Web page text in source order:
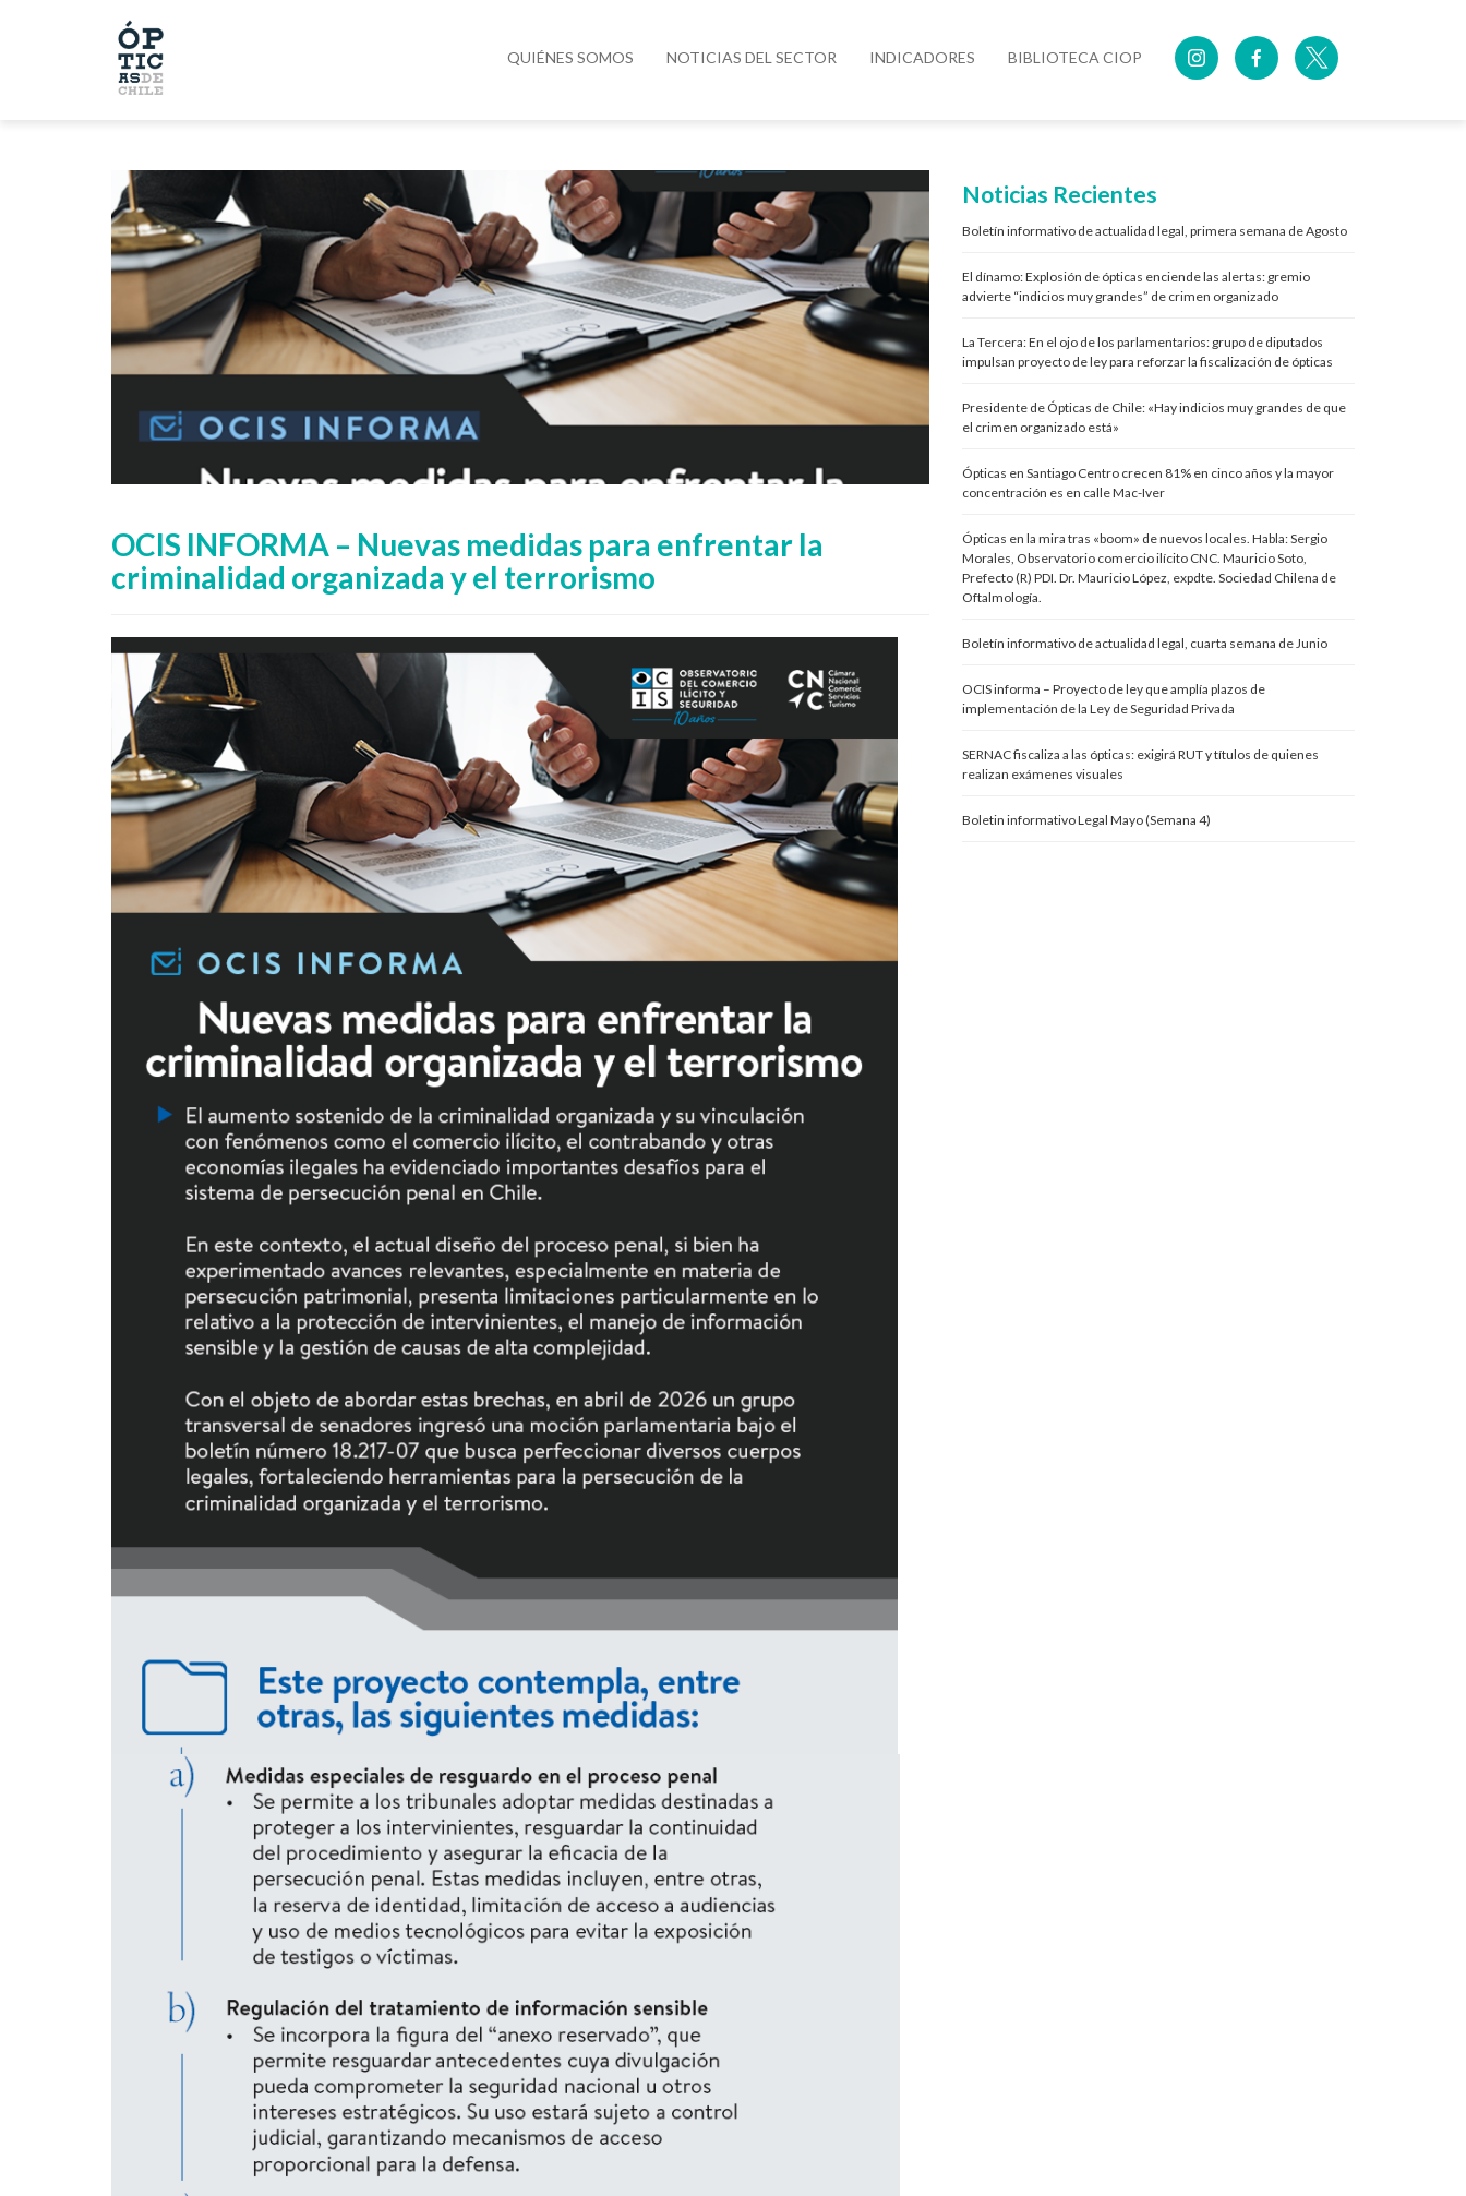
QUIÉNES SOMOS NOTICIAS DEL SECTOR INDICADORES BIBLIOTECA CIOP
OCIS INFORMA – Nuevas medidas para enfrentar la
criminalidad organizada y el terrorismo
Noticias Recientes
Boletín informativo de actualidad legal, primera semana de Agosto
El dínamo: Explosión de ópticas enciende las alertas: gremio
advierte “indicios muy grandes” de crimen organizado
La Tercera: En el ojo de los parlamentarios: grupo de diputados
impulsan proyecto de ley para reforzar la fiscalización de ópticas
Presidente de Ópticas de Chile: «Hay indicios muy grandes de que
el crimen organizado está»
Ópticas en Santiago Centro crecen 81% en cinco años y la mayor
concentración es en calle Mac-Iver
Ópticas en la mira tras «boom» de nuevos locales. Habla: Sergio
Morales, Observatorio comercio ilícito CNC. Mauricio Soto,
Prefecto (R) PDI. Dr. Mauricio López, expdte. Sociedad Chilena de
Oftalmología.
Boletín informativo de actualidad legal, cuarta semana de Junio
OCIS informa – Proyecto de ley que amplía plazos de
implementación de la Ley de Seguridad Privada
SERNAC fiscaliza a las ópticas: exigirá RUT y títulos de quienes
realizan exámenes visuales
Boletin informativo Legal Mayo (Semana 4)